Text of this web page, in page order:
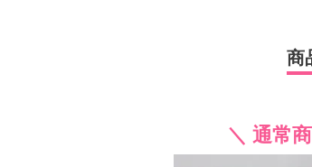
ンズサイズを採用する
新シリーズとして、
ック）も誕生し、さら
商
＼ 通常